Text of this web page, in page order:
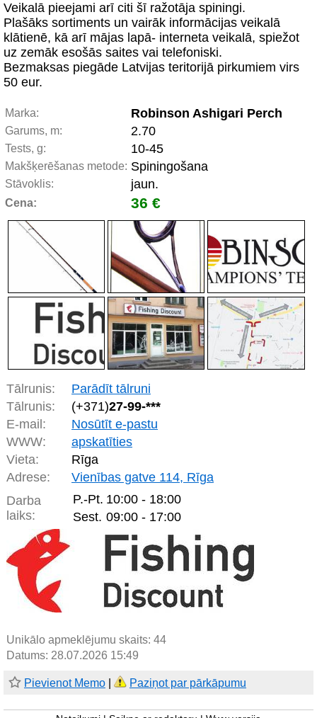
Veikalā pieejami arī citi šī ražotāja spiningi.
Plašāks sortiments un vairāk informācijas veikalā
klātienē, kā arī mājas lapā- interneta veikalā, spiežot
uz zemāk esošās saites vai telefoniski.
Bezmaksas piegāde Latvijas teritorijā pirkumiem virs
50 eur.
Marka: Robinson Ashigari Perch
Garums, m: 2.70
Tests, g: 10-45
Makšķerēšanas metode: Spiningošana
Stāvoklis: jaun.
Cena: 36 €
Tālrunis:
Parādīt tālruni
Tālrunis:
(+371)27-99-***
E-mail:
Nosūtīt e-pastu
WWW:
apskatīties
Vieta:
Rīga
Adrese:
Vienības gatve 114, Rīga
Darba
laiks:
P.-Pt. 10:00 - 18:00
Sest. 09:00 - 17:00
Unikālo apmeklējumu skaits: 44
Datums: 28.07.2026 15:49
Pievienot Memo Paziņot par pārkāpumu